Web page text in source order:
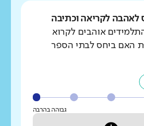
לאהבה לקריאה וכתיבה
אוהבים לקרוא
האם ביחס לבתי הספר
גבוהה בהרבה